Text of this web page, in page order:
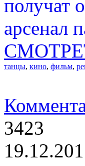
получат
арсенал
танцы, кино, фильм,
3423